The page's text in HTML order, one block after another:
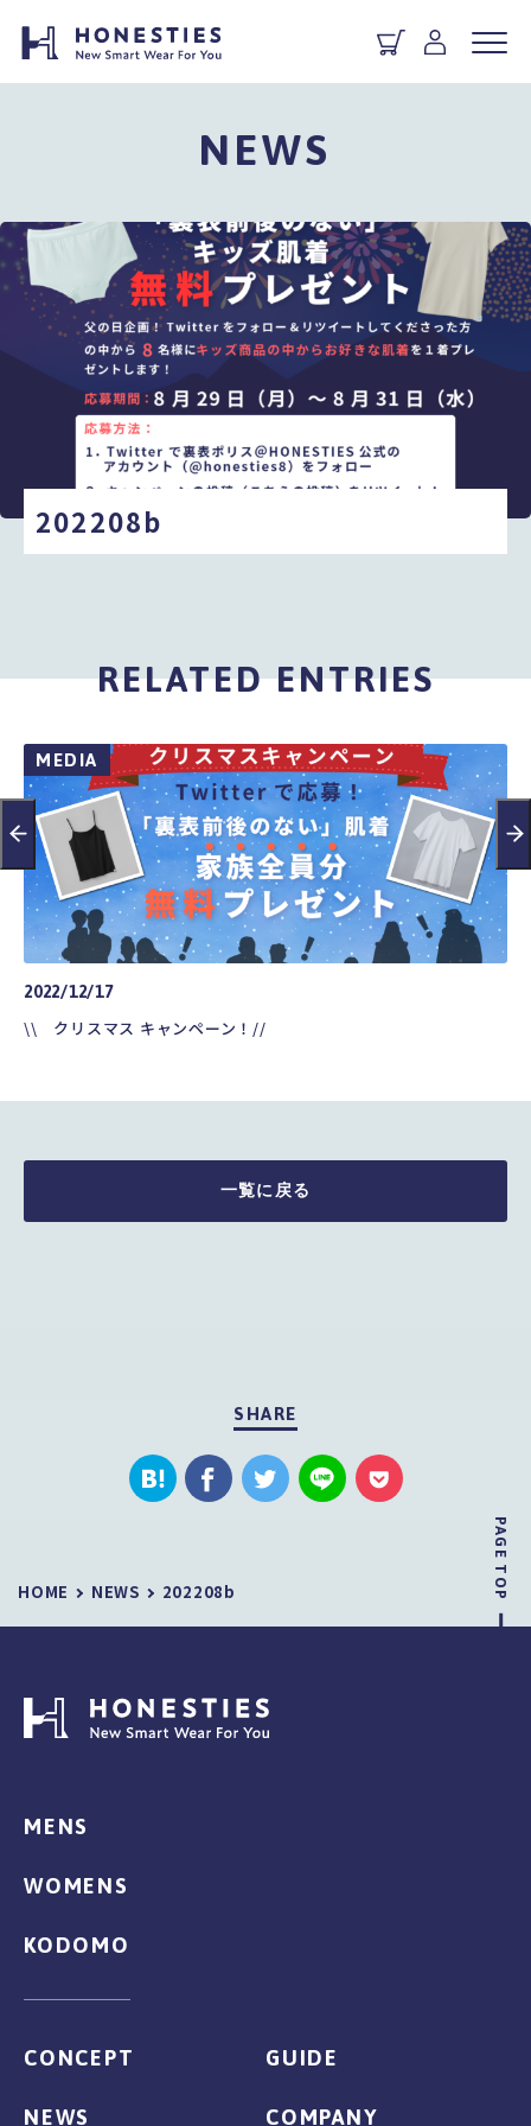
NEWS
202208b
RELATED ENTRIES
MEDIA
2022/12/17
\\ クリスマス キャンペーン！//
一覧に戻る
SHARE
HOME NEWS 202208b PAGE TOP
MENS
WOMENS
KODOMO
CONCEPT GUIDE
NEWS COMPANY